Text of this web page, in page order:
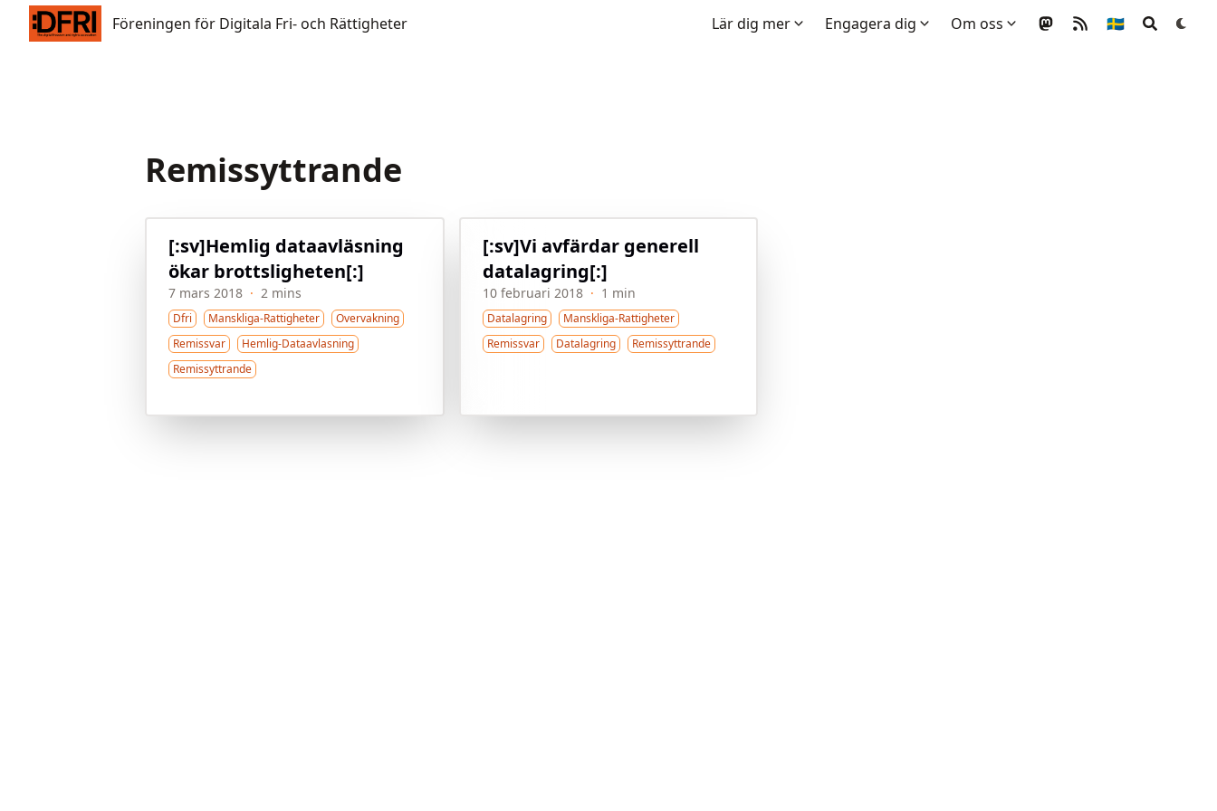
Föreningen för Digitala Fri- och Rättigheter
Föreningen för Digitala Fri- och Rättigheter Lär dig mer Engagera dig Om oss 🇸🇪
Remissyttrande
[:sv]Hemlig dataavläsning
ökar brottsligheten[:]
7 mars 2018 · 2 mins
Dfri Manskliga-Rattigheter
Overvakning
Remissvar
Hemlig-Dataavlasning
Remissyttrande
[:sv]Vi avfärdar generell
datalagring[:]
10 februari 2018 · 1 min
Datalagring
Manskliga-Rattigheter
Remissvar
Datalagring Remissyttrande